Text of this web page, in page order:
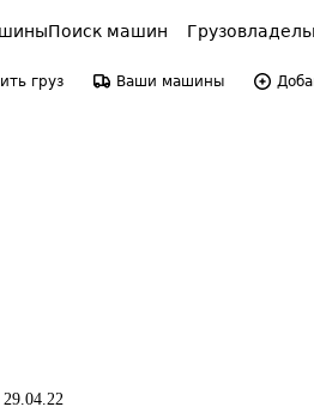
Поиск машин
груз Ваши машины